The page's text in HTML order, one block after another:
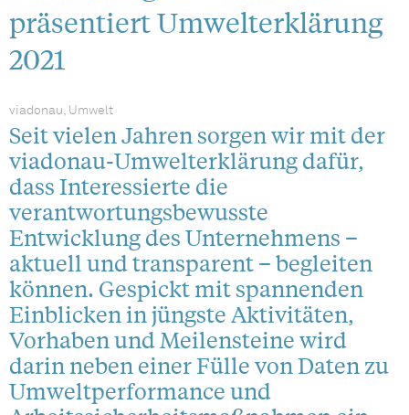
präsentiert Umwelterklärung
2021
viadonau, Umwelt
Seit vielen Jahren sorgen wir mit der
viadonau-Umwelterklärung dafür,
dass Interessierte die
verantwortungsbewusste
Entwicklung des Unternehmens –
aktuell und transparent – begleiten
können. Gespickt mit spannenden
Einblicken in jüngste Aktivitäten,
Vorhaben und Meilensteine wird
darin neben einer Fülle von Daten zu
Umweltperformance und